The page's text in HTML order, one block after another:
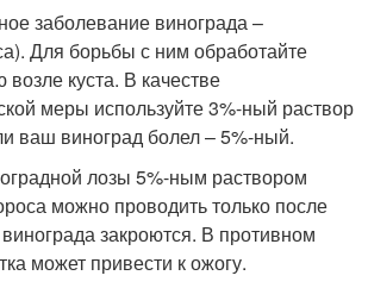
заболевание винограда –
Для борьбы с ним обработайте
куста. В качестве
меры используйте 3%-ный раствор
ваш виноград болел – 5%-ный.
лозы 5%-ным раствором
можно проводить только после
винограда закроются. В противном
может привести к ожогу.